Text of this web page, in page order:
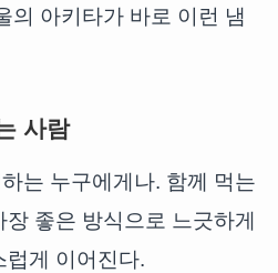
의 아키타가 바로 이런 냄
사람
는 누구에게나. 함께 먹는
좋은 방식으로 느긋하게
럽게 이어진다.